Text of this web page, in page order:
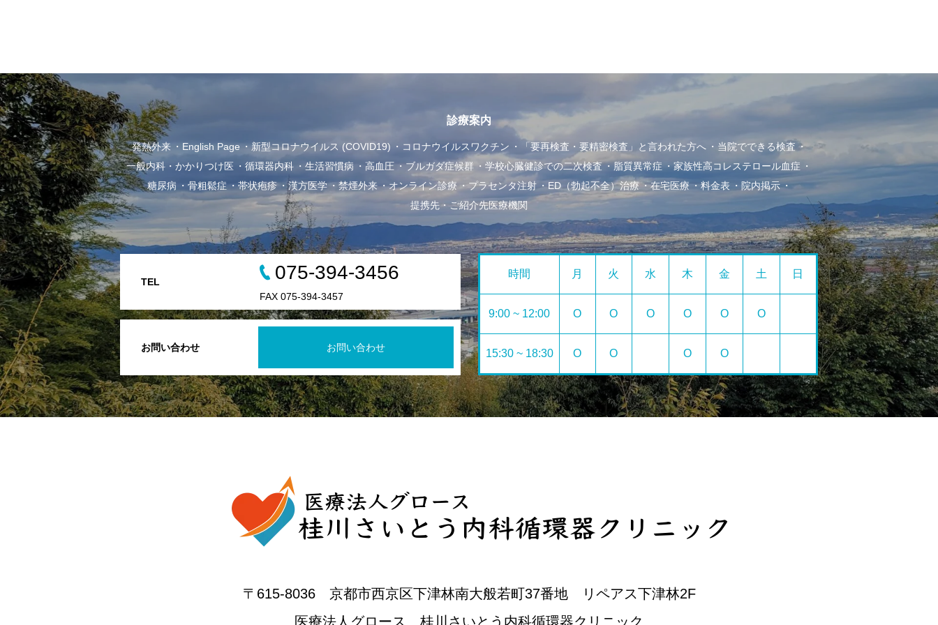
診療案内
発熱外来 English Page 新型コロナウイルス (COVID19) コロナウイルスワクチン 「要再検査・要精密検査」と言われた方へ
当院でできる検査
一般内科・かかりつけ医
循環器内科 生活習慣病 高血圧 ブルガダ症候群 学校心臓健診での二次検査 脂質異常症
家族性高コレステロール血症
糖尿病
骨粗鬆症 帯状疱疹 漢方医学 禁煙外来 オンライン診療 プラセンタ注射 ED（勃起不全）治療 在宅医療 料金表
院内掲示
提携先・ご紹介先医療機関
お問い合わせ お問い合わせ
TEL 075-394-3456
FAX 075-394-3457
時間 月 火 水 木 金 土 日
9:00 ~ 12:00 O O O O O O
15:30 ~ 18:30 O O O O
〒615-8036 京都市西京区下津林南大般若町37番地 リペアス下津林2F
医療法人グロース 桂川さいとう内科循環器クリニック